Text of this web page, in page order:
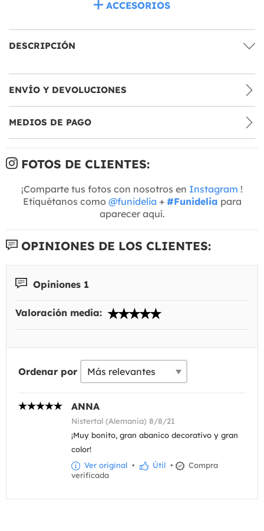
ACCESORIOS
DESCRIPCIÓN
ENVÍO Y DEVOLUCIONES
MEDIOS DE PAGO
FOTOS DE CLIENTES:
¡Comparte tus fotos con nosotros en Instagram !
Etiquétanos como @funidelia + #Funidelia para
aparecer aquí.
OPINIONES DE LOS CLIENTES:
Opiniones 1
Valoración media:
Ordenar por
ANNA
Nistertal (Alemania) 8/8/21
¡Muy bonito, gran abanico decorativo y gran
color!
Ver original • Útil •
Compra
verificada